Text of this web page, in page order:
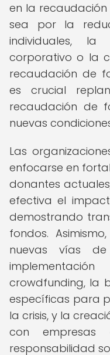
en la recaudación
sea por la
individuales, la
corporativo o la
recaudación de
es crucial
recaudación de
nuevas
Las
enfocarse en
donantes
efectiva el
demostrando
fondos.
nuevas vías
crowdfunding, la
específicas para
la crisis, y la
con empresas
responsabilidad